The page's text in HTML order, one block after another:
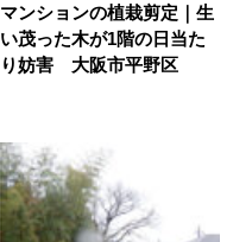
マンションの植栽剪定｜生
い茂った木が1階の日当た
り妨害 大阪市平野区